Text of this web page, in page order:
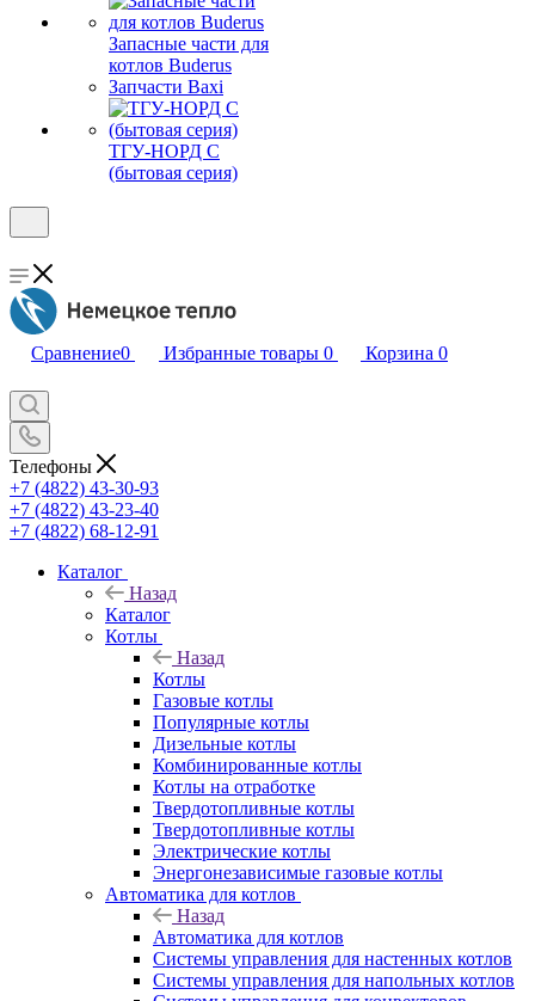
Запасные части для
котлов Buderus
Запчасти Baxi
ТГУ-НОРД С
(бытовая серия)
Сравнение0 Избранные товары 0 Корзина 0
Телефоны
+7 (4822) 43-30-93
+7 (4822) 43-23-40
+7 (4822) 68-12-91
Каталог
Назад
Каталог
Котлы
Назад
Котлы
Газовые котлы
Популярные котлы
Дизельные котлы
Комбинированные котлы
Котлы на отработке
Твердотопливные котлы
Твердотопливные котлы
Электрические котлы
Энергонезависимые газовые котлы
Автоматика для котлов
Назад
Автоматика для котлов
Системы управления для настенных котлов
Системы управления для напольных котлов